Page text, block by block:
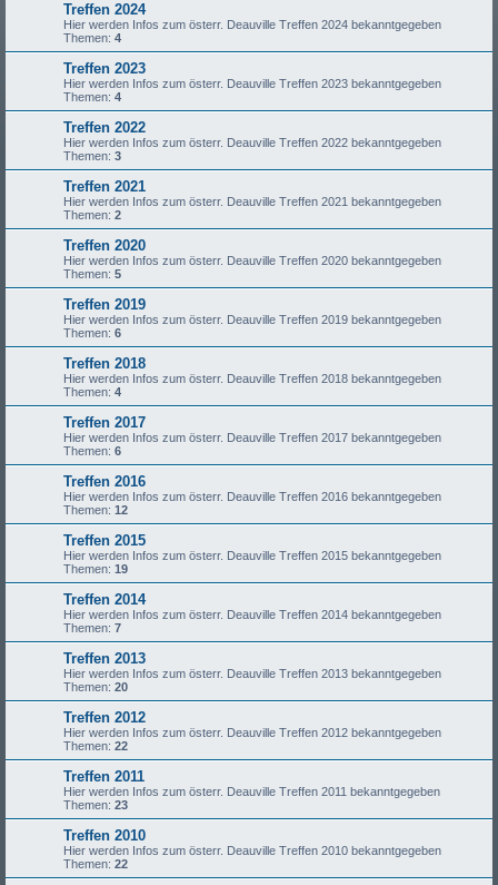
Treffen 2024
Hier werden Infos zum österr. Deauville Treffen 2024 bekanntgegeben
Themen: 4
Treffen 2023
Hier werden Infos zum österr. Deauville Treffen 2023 bekanntgegeben
Themen: 4
Treffen 2022
Hier werden Infos zum österr. Deauville Treffen 2022 bekanntgegeben
Themen: 3
Treffen 2021
Hier werden Infos zum österr. Deauville Treffen 2021 bekanntgegeben
Themen: 2
Treffen 2020
Hier werden Infos zum österr. Deauville Treffen 2020 bekanntgegeben
Themen: 5
Treffen 2019
Hier werden Infos zum österr. Deauville Treffen 2019 bekanntgegeben
Themen: 6
Treffen 2018
Hier werden Infos zum österr. Deauville Treffen 2018 bekanntgegeben
Themen: 4
Treffen 2017
Hier werden Infos zum österr. Deauville Treffen 2017 bekanntgegeben
Themen: 6
Treffen 2016
Hier werden Infos zum österr. Deauville Treffen 2016 bekanntgegeben
Themen: 12
Treffen 2015
Hier werden Infos zum österr. Deauville Treffen 2015 bekanntgegeben
Themen: 19
Treffen 2014
Hier werden Infos zum österr. Deauville Treffen 2014 bekanntgegeben
Themen: 7
Treffen 2013
Hier werden Infos zum österr. Deauville Treffen 2013 bekanntgegeben
Themen: 20
Treffen 2012
Hier werden Infos zum österr. Deauville Treffen 2012 bekanntgegeben
Themen: 22
Treffen 2011
Hier werden Infos zum österr. Deauville Treffen 2011 bekanntgegeben
Themen: 23
Treffen 2010
Hier werden Infos zum österr. Deauville Treffen 2010 bekanntgegeben
Themen: 22